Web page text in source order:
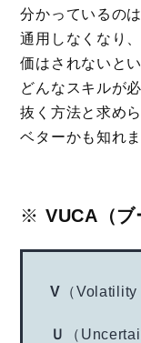
分かっているの
通用しなくなり
価はされないと
どんなスキルが
抜く方法と求め
ベターかも知れま
※ VUCA（ブ
V （Volatility
Ｕ （